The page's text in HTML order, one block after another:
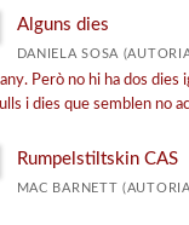
Alguns dies
DANIELA SOSA
Però no hi ha dos dies
i dies que semblen no
Rumpelstiltskin CAS
MAC BARNETT